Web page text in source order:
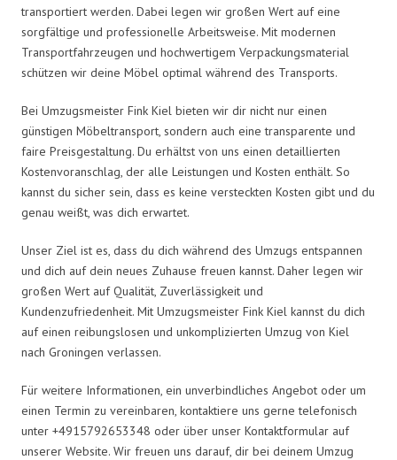
transportiert werden. Dabei legen wir großen Wert auf eine
sorgfältige und professionelle Arbeitsweise. Mit modernen
Transportfahrzeugen und hochwertigem Verpackungsmaterial
schützen wir deine Möbel optimal während des Transports.
Bei Umzugsmeister Fink Kiel bieten wir dir nicht nur einen
günstigen Möbeltransport, sondern auch eine transparente und
faire Preisgestaltung. Du erhältst von uns einen detaillierten
Kostenvoranschlag, der alle Leistungen und Kosten enthält. So
kannst du sicher sein, dass es keine versteckten Kosten gibt und du
genau weißt, was dich erwartet.
Unser Ziel ist es, dass du dich während des Umzugs entspannen
und dich auf dein neues Zuhause freuen kannst. Daher legen wir
großen Wert auf Qualität, Zuverlässigkeit und
Kundenzufriedenheit. Mit Umzugsmeister Fink Kiel kannst du dich
auf einen reibungslosen und unkomplizierten Umzug von Kiel
nach Groningen verlassen.
Für weitere Informationen, ein unverbindliches Angebot oder um
einen Termin zu vereinbaren, kontaktiere uns gerne telefonisch
unter +4915792653348 oder über unser Kontaktformular auf
unserer Website. Wir freuen uns darauf, dir bei deinem Umzug